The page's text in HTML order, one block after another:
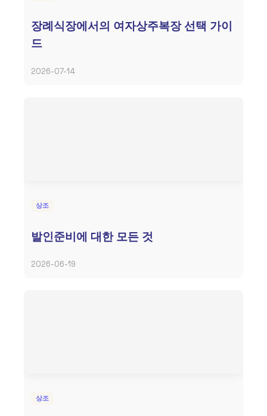
장례식장에서의 여자상주복장 선택 가이
드
2026-07-14
상조
발인준비에 대한 모든 것
2026-06-19
상조